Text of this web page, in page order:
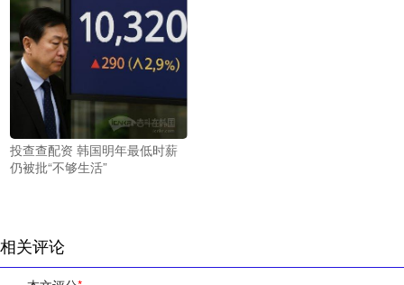
投查查配资 韩国明年最低时薪
仍被批“不够生活”
相关评论